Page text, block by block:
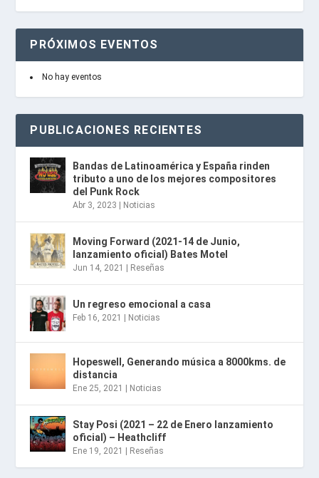
PRÓXIMOS EVENTOS
No hay eventos
PUBLICACIONES RECIENTES
Bandas de Latinoamérica y España rinden
tributo a uno de los mejores compositores
del Punk Rock
Abr 3, 2023 Noticias
Moving Forward (2021-14 de Junio,
lanzamiento oficial) Bates Motel
Jun 14, 2021 Reseñas
Un regreso emocional a casa
Feb 16, 2021 Noticias
Hopeswell, Generando música a 8000kms. de
distancia
Ene 25, 2021 Noticias
Stay Posi (2021 – 22 de Enero lanzamiento
oficial) – Heathcliff
Ene 19, 2021 Reseñas